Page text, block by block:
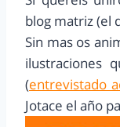
blog matriz (el
Sin mas os
ilustraciones
(entrevistado
Jotace el año